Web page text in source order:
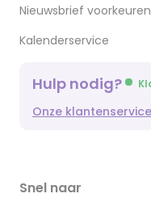
Nieuwsbrief voorkeuren
Kalenderservice
Hulp nodig?
Onze klantenservice
Snel naar